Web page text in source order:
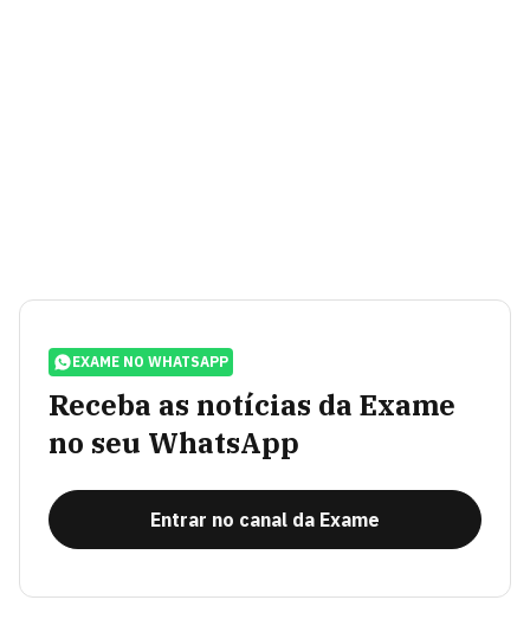
EXAME NO WHATSAPP
Receba as notícias da Exame
no seu WhatsApp
Entrar no canal da Exame